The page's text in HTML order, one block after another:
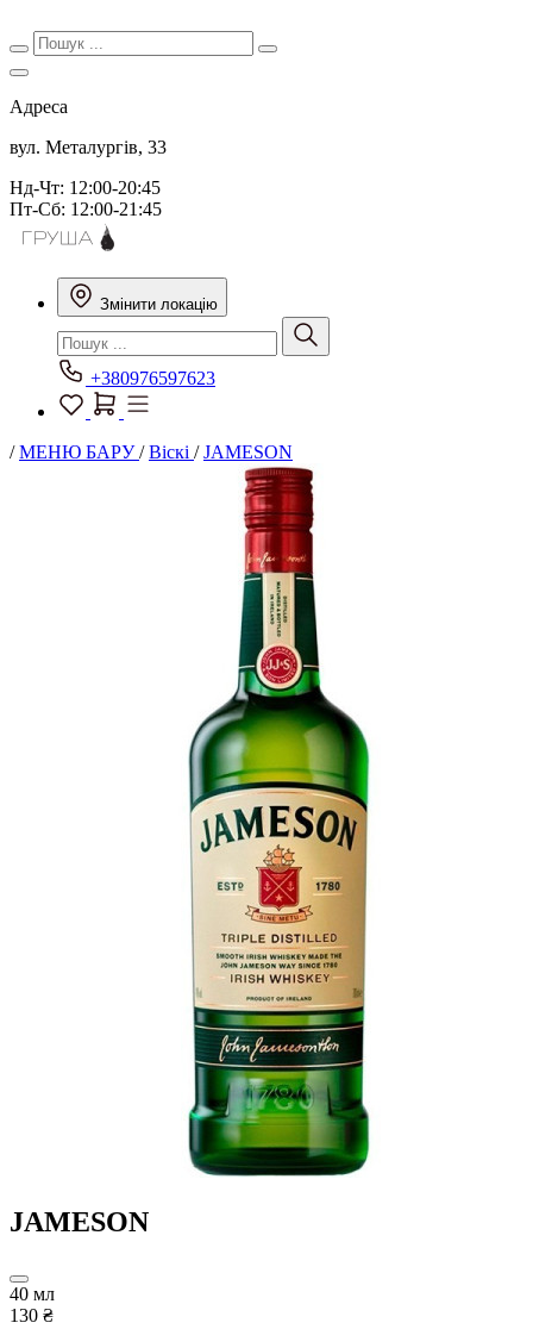
Адреса
вул. Металургів, 33
Нд-Чт: 12:00-20:45
Пт-Сб: 12:00-21:45
Змінити локацію
+380976597623
/МЕНЮ БАРУ/Віскі /JAMESON
JAMESON
40 мл
130 ₴